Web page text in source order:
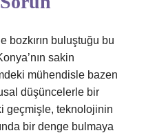
bozkırın buluştuğu bu
sakin
mühendisle bazen
düşüncelerle bir
geçmişle, teknolojinin
bir denge bulmaya